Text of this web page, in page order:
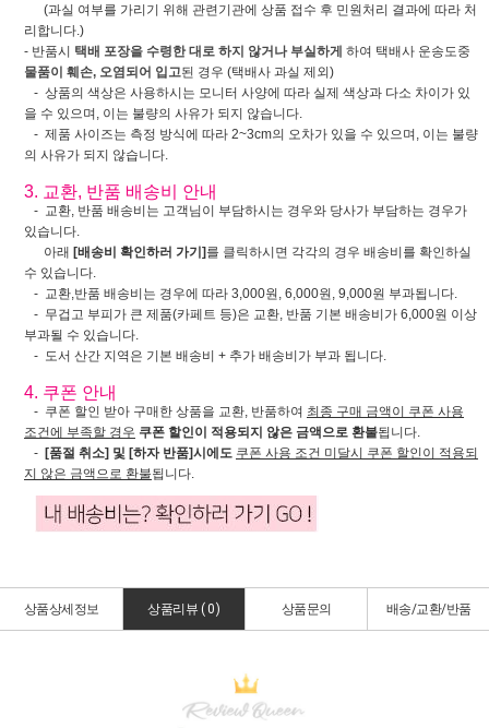
(과실 여부를 가리기 위해 관련기관에 상품 접수 후 민원처리 결과에 따라 처
리합니다.)
- 반품시 택배 포장을 수령한 대로 하지 않거나 부실하게 하여 택배사 운송도중
물품이 훼손, 오염되어 입고된 경우 (택배사 과실 제외)
- 상품의 색상은 사용하시는 모니터 사양에 따라 실제 색상과 다소 차이가 있
을 수 있으며, 이는 불량의 사유가 되지 않습니다.
- 제품 사이즈는 측정 방식에 따라 2~3cm의 오차가 있을 수 있으며, 이는 불량
의 사유가 되지 않습니다.
3. 교환, 반품 배송비 안내
- 교환, 반품 배송비는 고객님이 부담하시는 경우와 당사가 부담하는 경우가
있습니다.
아래 [배송비 확인하러 가기]를 클릭하시면 각각의 경우 배송비를 확인하실
수 있습니다.
- 교환,반품 배송비는 경우에 따라 3,000원, 6,000원, 9,000원 부과됩니다.
- 무겁고 부피가 큰 제품(카페트 등)은 교환, 반품 기본 배송비가 6,000원 이상
부과될 수 있습니다.
- 도서 산간 지역은 기본 배송비 + 추가 배송비가 부과 됩니다.
4. 쿠폰 안내
- 쿠폰 할인 받아 구매한 상품을 교환, 반품하여 최종 구매 금액이 쿠폰 사용
조건에 부족할 경우 쿠폰 할인이 적용되지 않은 금액으로 환불됩니다.
- [품절 취소] 및 [하자 반품]시에도 쿠폰 사용 조건 미달시 쿠폰 할인이 적용되
지 않은 금액으로 환불됩니다.
상품상세정보 상품리뷰 (0) 상품문의 배송/교환/반품